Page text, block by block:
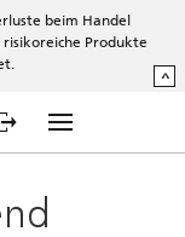
beim Handel
Produkte
^